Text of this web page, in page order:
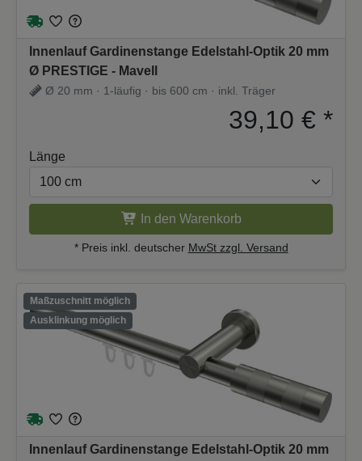
Innenlauf Gardinenstange Edelstahl-Optik 20 mm
Ø PRESTIGE - Mavell
Ø 20 mm · 1-läufig · bis 600 cm · inkl. Träger
39,10 € *
Länge
In den Warenkorb
* Preis inkl. deutscher MwSt zzgl. Versand
Maßzuschnitt möglich
Ausklinkung möglich
Innenlauf Gardinenstange Edelstahl-Optik 20 mm